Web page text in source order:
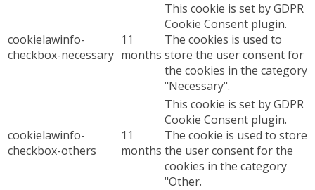
cookielawinfo-
checkbox-necessary
11
months
This cookie is set by GDPR
Cookie Consent plugin.
The cookies is used to
store the user consent for
the cookies in the category
"Necessary".
cookielawinfo-
checkbox-others
11
months
This cookie is set by GDPR
Cookie Consent plugin.
The cookie is used to store
the user consent for the
cookies in the category
"Other.